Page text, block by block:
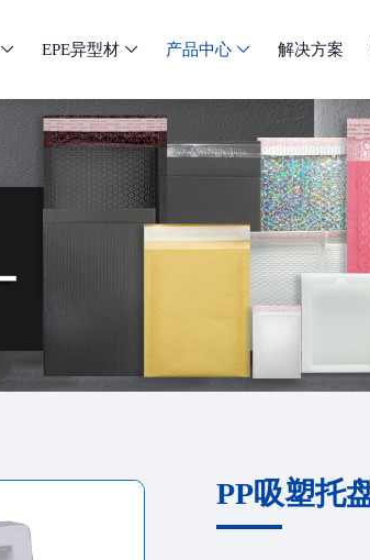
 EPE异型材  产品中心  解决方案
PP吸塑托